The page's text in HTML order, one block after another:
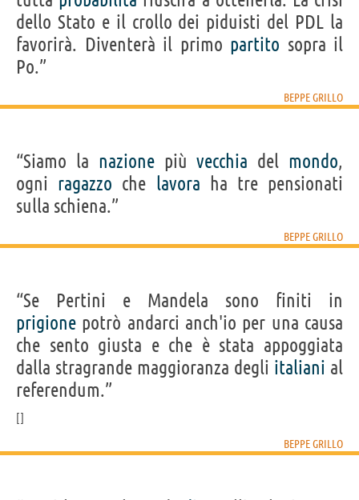
dello Stato e il crollo dei piduisti del PDL la
favorirà. Diventerà il primo partito sopra il
Po.”
BEPPE GRILLO
“Siamo la nazionepiùvecchia del mondo,
ogni ragazzo che lavora ha tre pensionati
sulla schiena.”
BEPPE GRILLO
“Se Pertini e Mandela sono finiti in
prigione potrò andarci anch'io per una causa
che sento giusta e che è stata appoggiata
dalla stragrande maggioranza degli italiani al
referendum.”
BEPPE GRILLO